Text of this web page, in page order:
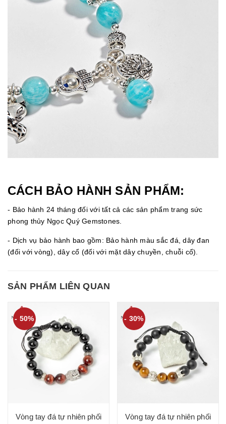
CÁCH BẢO HÀNH SẢN PHẨM:
- Bảo hành 24 tháng đối với tất cả các sản phẩm trang sức
phong thủy Ngọc Quý Gemstones.
- Dịch vụ bảo hành bao gồm: Bảo hành màu sắc đá, dây đan
(đối với vòng), dây cổ (đối với mặt dây chuyền, chuỗi cổ).
SẢN PHẨM LIÊN QUAN
- 50%
Vòng tay đá tự nhiên phối
- 30%
Vòng tay đá tự nhiên phối